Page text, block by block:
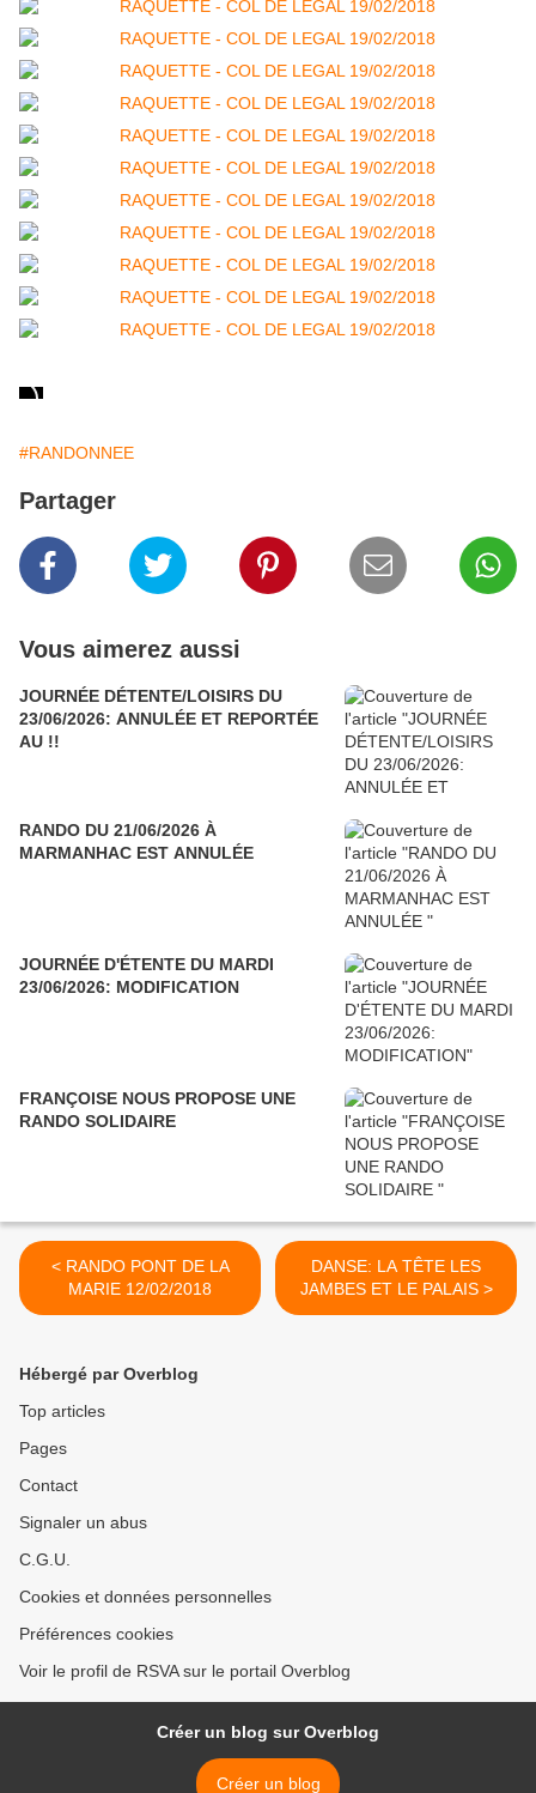
#RANDONNEE
Partager
Vous aimerez aussi
JOURNÉE DÉTENTE/LOISIRS DU
23/06/2026: ANNULÉE ET REPORTÉE
AU !!
RANDO DU 21/06/2026 À
MARMANHAC EST ANNULÉE
JOURNÉE D'ÉTENTE DU MARDI
23/06/2026: MODIFICATION
FRANÇOISE NOUS PROPOSE UNE
RANDO SOLIDAIRE
< RANDO PONT DE LA
MARIE 12/02/2018
DANSE: LA TÊTE LES
JAMBES ET LE PALAIS >
Hébergé par Overblog
Top articles
Pages
Contact
Signaler un abus
C.G.U.
Cookies et données personnelles
Préférences cookies
Voir le profil de RSVA sur le portail Overblog
Créer un blog sur Overblog
Créer un blog